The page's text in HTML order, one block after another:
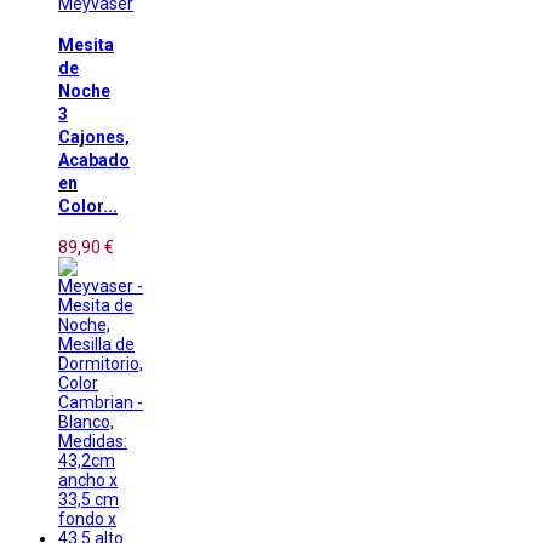
Mesita
de
Noche
3
Cajones,
Acabado
en
Color...
89,90 €